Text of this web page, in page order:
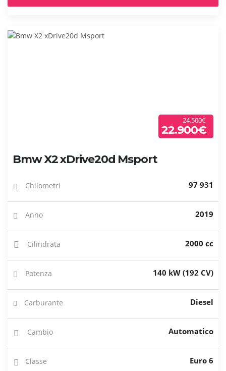
24.500€
22.900€
Bmw X2 xDrive20d Msport
Chilometri 97 931
Anno 2019
Cilindrata 2000 cc
Potenza 140 kW (192 CV)
Carburante Diesel
Cambio Automatico
Classe Euro 6